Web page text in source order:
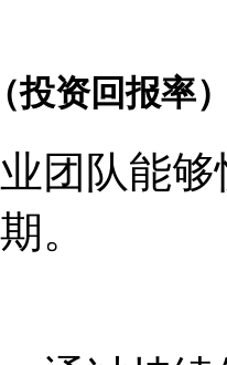
投资回报率
团队能
。